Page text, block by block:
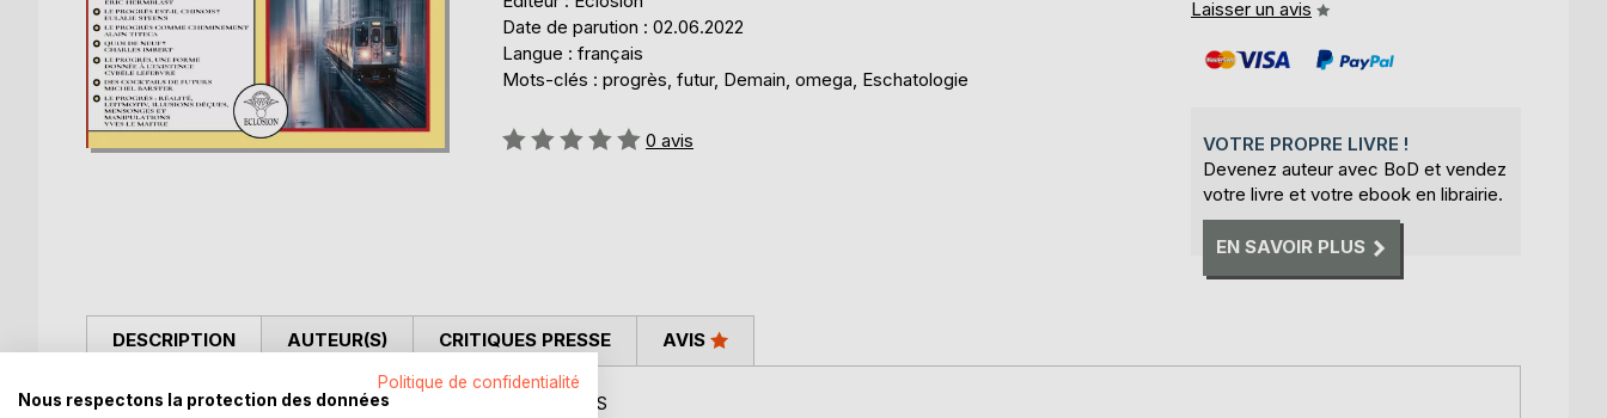
Date de parution : 02.06.2022
Langue : français
Mots-clés : progrès, futur, Demain, omega, Eschatologie
Évaluation:
0 avis
Laisser un avis
VOTRE PROPRE LIVRE !
Devenez auteur avec BoD et vendez
votre livre et votre ebook en librairie.
EN SAVOIR PLUS
DESCRIPTION
Le numéro 17 de la Revue d'Etudes Spirituelles UN TEMPS
AUTEUR(S) CRITIQUES PRESSE AVIS
Politique de confidentialité
Nous respectons la protection des données